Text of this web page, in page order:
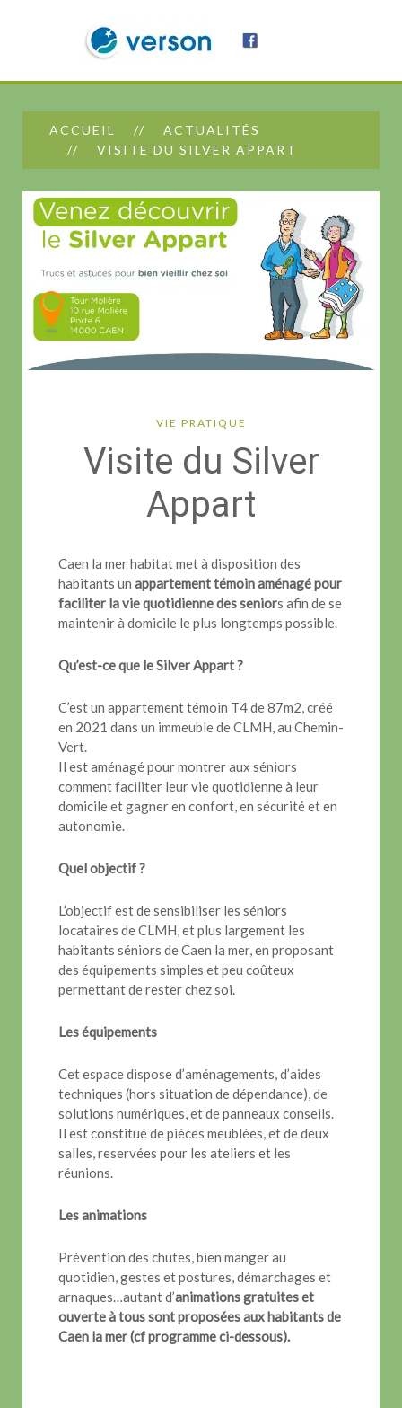
ACCUEIL
ACTUALITÉS
VISITE DU SILVER APPART
VIE PRATIQUE
Visite du Silver
Appart
Caen la mer habitat met à disposition des
habitants un appartement témoin aménagé pour
faciliter la vie quotidienne des seniors afin de se
maintenir à domicile le plus longtemps possible.
Qu’est-ce que le Silver Appart ?
C’est un appartement témoin T4 de 87m2, créé
en 2021 dans un immeuble de CLMH, au Chemin-
Vert.
Il est aménagé pour montrer aux séniors
comment faciliter leur vie quotidienne à leur
domicile et gagner en confort, en sécurité et en
autonomie.
Quel objectif ?
L’objectif est de sensibiliser les séniors
locataires de CLMH, et plus largement les
habitants séniors de Caen la mer, en proposant
des équipements simples et peu coûteux
permettant de rester chez soi.
Les équipements
Cet espace dispose d’aménagements, d’aides
techniques (hors situation de dépendance), de
solutions numériques, et de panneaux conseils.
Il est constitué de pièces meublées, et de deux
salles, reservées pour les ateliers et les
réunions.
Les animations
Prévention des chutes, bien manger au
quotidien, gestes et postures, démarchages et
arnaques…autant d’animations gratuites et
ouverte à tous sont proposées aux habitants de
Caen la mer (cf programme ci-dessous).